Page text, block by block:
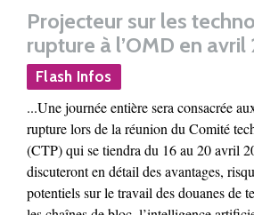
Projecteur sur les
rupture à l’OMD en avril
Flash Infos
...Une journée entière sera consacrée
rupture lors de la réunion du Comité
(CTP) qui se tiendra du 16 au 20 avril
discuteront en détail des avantages,
potentiels sur le travail des douanes de